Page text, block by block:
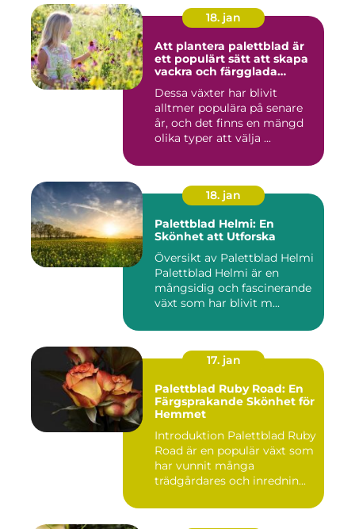
18. jan
Att plantera palettblad är
ett populärt sätt att skapa
vackra och färgglada
inomhusmiljöer
Dessa växter har blivit
alltmer populära på senare
år, och det finns en mängd
olika typer att välja ...
18. jan
Palettblad Helmi: En
Skönhet att Utforska
Översikt av Palettblad Helmi
Palettblad Helmi är en
mångsidig och fascinerande
växt som har blivit m...
17. jan
Palettblad Ruby Road: En
Färgsprakande Skönhet för
Hemmet
Introduktion Palettblad Ruby
Road är en populär växt som
har vunnit många
trädgårdares och inrednin...